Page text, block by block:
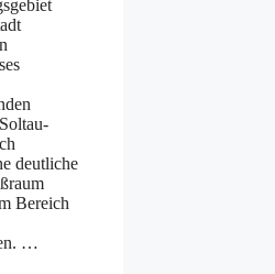
deutliche
Bereich
…